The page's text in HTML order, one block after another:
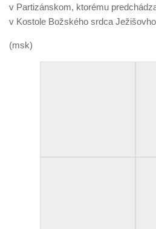
v Partizánskom, ktorému
v Kostole Božského srdca
(msk)